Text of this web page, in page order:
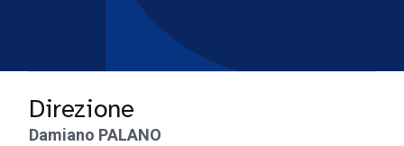
Direzione
Damiano PALANO